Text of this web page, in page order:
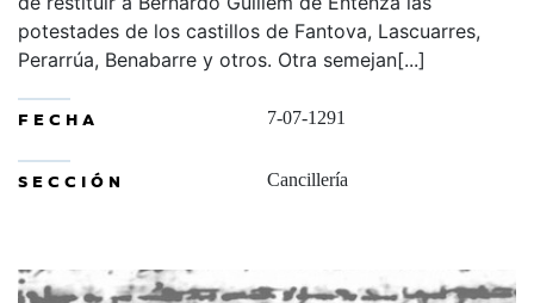
potestades de los castillos de Fantova, Lascuarres,
Perarrúa, Benabarre y otros. Otra semejan[...]
FECHA 7-07-1291
SECCIÓN Cancillería